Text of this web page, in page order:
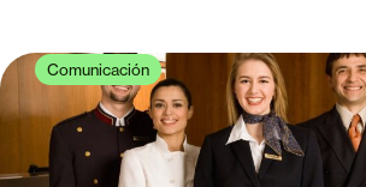
Comunicación